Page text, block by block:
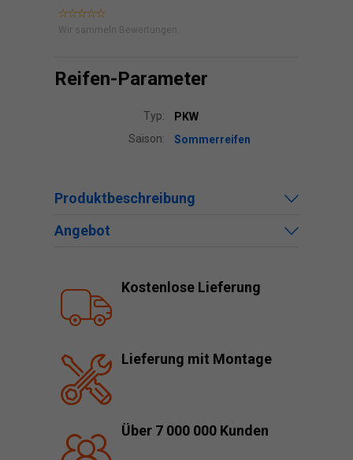
Wir sammeln Bewertungen.
Reifen-Parameter
Typ:
PKW
Saison:
Sommerreifen
Produktbeschreibung
Angebot
Kostenlose Lieferung
Lieferung mit Montage
Über 7 000 000 Kunden